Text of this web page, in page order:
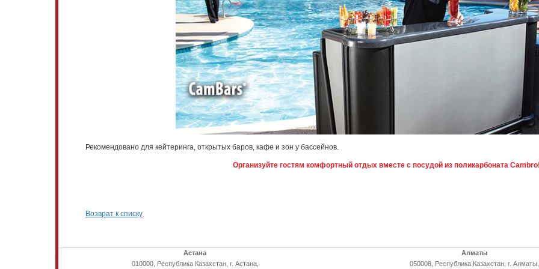
Рекомендовано для кейтеринга, открытых баров, кафе и зон у бассейнов.
Организуйте гостям комфортный отдых вместе с посудой из поликарбоната
Возврат к списку
Астана
010000, Республика Казахстан, г. Астана,
Алматы
050008, Республика Казахстан, г. Алматы,